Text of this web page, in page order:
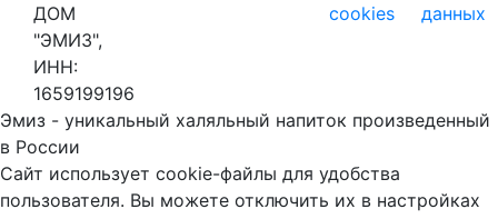
ДОМ
"ЭМИЗ",
ИНН:
1659199196
cookies
данных
Эмиз - уникальный халяльный напиток произведенный
в России
Сайт использует cookie-файлы для удобства
пользователя. Вы можете отключить их в настройках